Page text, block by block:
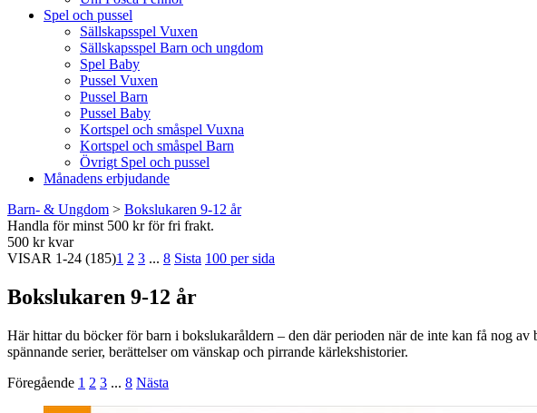
Spel och pussel
Sällskapsspel Vuxen
Sällskapsspel Barn och ungdom
Spel Baby
Pussel Vuxen
Pussel Barn
Pussel Baby
Kortspel och småspel Vuxna
Kortspel och småspel Barn
Övrigt Spel och pussel
Månadens erbjudande
Barn- & Ungdom > Bokslukaren 9-12 år
Handla för minst 500 kr för fri frakt.
500 kr kvar
VISAR 1-24 (185)1 2 3 ... 8 Sista 100 per sida
Bokslukaren 9-12 år
Här hittar du böcker för barn i bokslukaråldern – den där perioden när de inte kan få nog
spännande serier, berättelser om vänskap och pirrande kärlekshistorier.
Föregående 1 2 3 ... 8 Nästa